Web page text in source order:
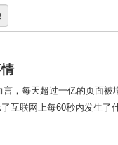
，每天超过一亿的页面被
互联网上每60秒内发生了